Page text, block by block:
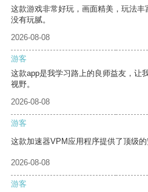
这款游戏非常好玩，画面精美，玩法
没有玩腻。
2026-08-08
游客
这款app是我学习路上的良师益友，让
视野。
2026-08-08
游客
这款加速器VPM应用程序提供了顶级的
2026-08-08
游客